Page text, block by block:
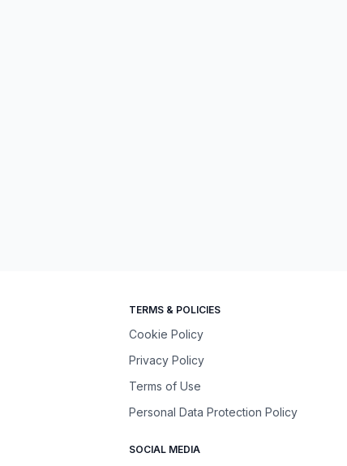
TERMS & POLICIES
Cookie Policy
Privacy Policy
Terms of Use
Personal Data Protection Policy
SOCIAL MEDIA